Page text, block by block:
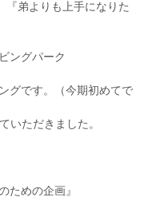
『弟よりも上手になりた
ングパーク
グです。（今期初めてで
いただきました。
ための企画』